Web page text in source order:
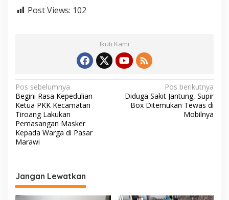
a
Post Views: 102
Ikuti Kami
N
a
v
i
g
s
i
Pos sebelumnya
Begini Rasa Kepedulian
Ketua PKK Kecamatan
Tiroang Lakukan
Pemasangan Masker
Kepada Warga di Pasar
Marawi
Pos berikutnya
Diduga Sakit Jantung, Supir
Box Ditemukan Tewas di
Mobilnya
Jangan Lewatkan